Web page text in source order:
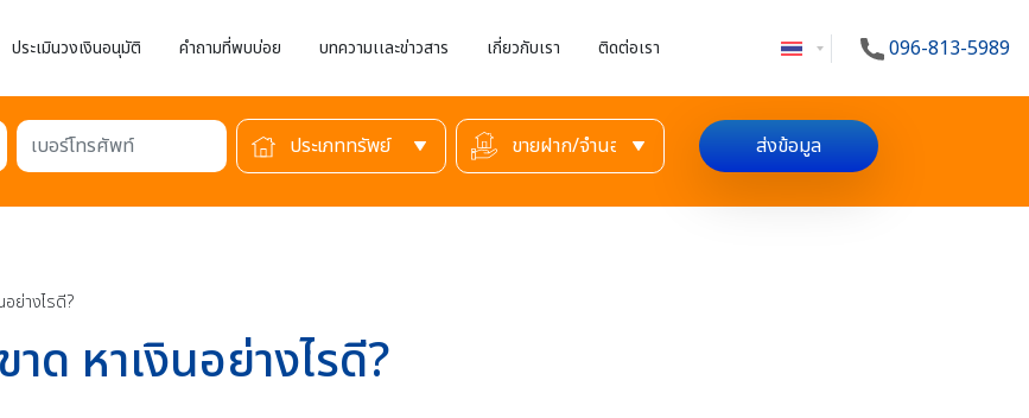
ประเมินวงเงินอนุมัติ คำถามที่พบบ่อย บทความเเละข่าวสาร เกี่ยวกับเรา ติดต่อเรา 096-813-5989
เบอร์โทรศัพท์ ส่งข้อมูล
ย่างไรดี?
ด หาเงินอย่างไรดี?